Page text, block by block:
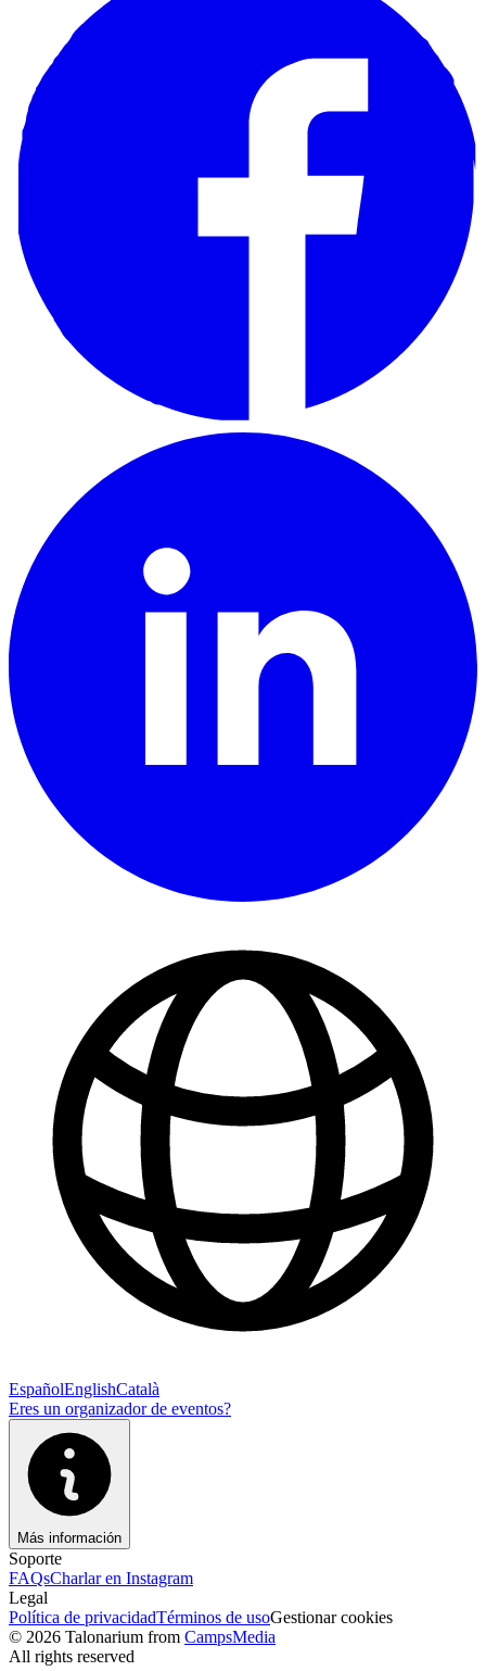
EspañolEnglishCatalà
Eres un organizador de eventos?
Más información
Soporte
FAQsCharlar en Instagram
Legal
Política de privacidadTérminos de usoGestionar cookies
© 2026 Talonarium from CampsMedia
All rights reserved